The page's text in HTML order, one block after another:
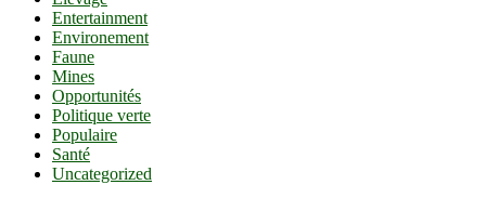
Entertainment
Environement
Faune
Mines
Opportunités
Politique verte
Populaire
Santé
Uncategorized